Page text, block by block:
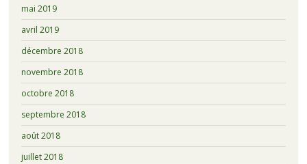
mai 2019
avril 2019
décembre 2018
novembre 2018
octobre 2018
septembre 2018
août 2018
juillet 2018